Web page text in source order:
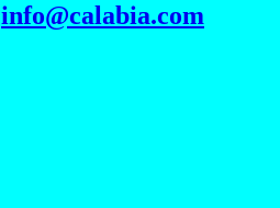
info@calabia.com